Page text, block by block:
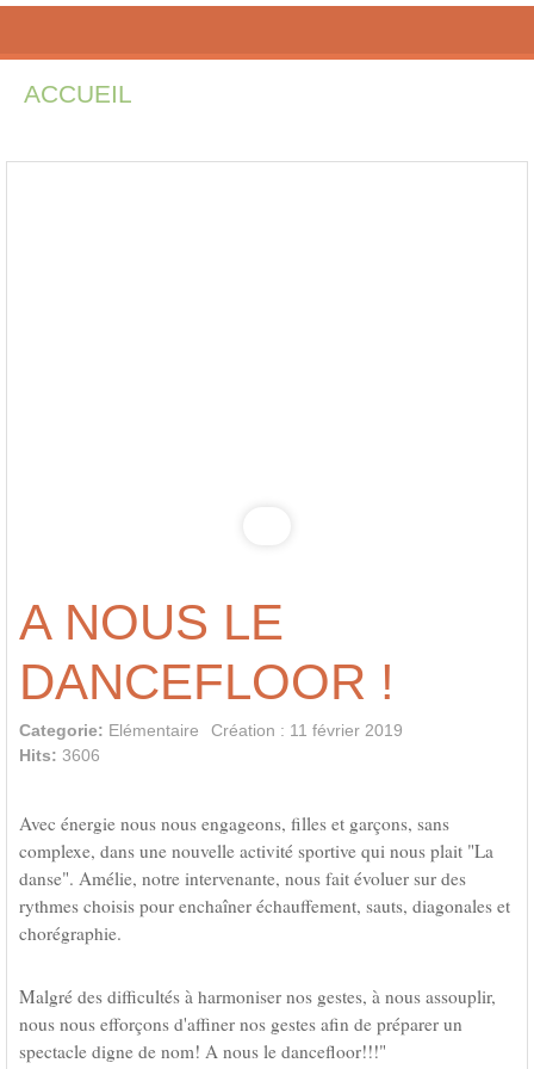
ACCUEIL
A NOUS LE
DANCEFLOOR !
Categorie: Elémentaire
Création : 11 février 2019
Hits: 3606
Avec énergie nous nous engageons, filles et garçons, sans
complexe, dans une nouvelle activité sportive qui nous plait "La
danse". Amélie, notre intervenante, nous fait évoluer sur des
rythmes choisis pour enchaîner échauffement, sauts, diagonales et
chorégraphie.
Malgré des difficultés à harmoniser nos gestes, à nous assouplir,
nous nous efforçons d'affiner nos gestes afin de préparer un
spectacle digne de nom! A nous le dancefloor!!!"